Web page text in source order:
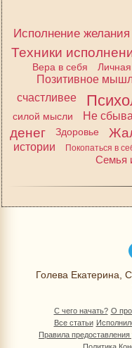
Исполнение желания
Техники
Вера в себя
Позитивное
счастливее
силой мысли
Не
денег
Здоровье
истории
Покопаться в
Семья
Голева Екатерина,
С чего начать? О
Все статьи
Правила предоставления
Политика